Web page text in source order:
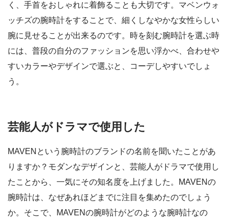
く、手首をおしゃれに着飾ることも大切です。マベンウォ
ッチズの腕時計をすることで、細くしなやかな女性らしい
腕に見せることが出来るのです。時を刻む腕時計を選ぶ時
には、普段の自分のファッションを思い浮かべ、合わせや
すいカラーやデザインで選ぶと、コーデしやすいでしょ
う。
芸能人がドラマで使用した
MAVENという腕時計のブランドの名前を聞いたことがあ
りますか？モダンなデザインと、芸能人がドラマで使用し
たことから、一気にその知名度を上げました。MAVENの
腕時計は、なぜあれほどまでに注目を集めたのでしょう
か。そこで、MAVENの腕時計がどのような腕時計なの